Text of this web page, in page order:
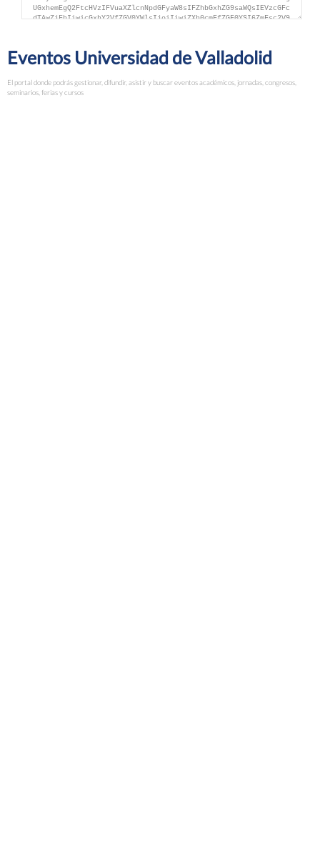
Eventos Universidad de Valladolid
El portal donde podrás gestionar, difundir, asistir y buscar eventos académicos, jornadas, congresos,
seminarios, ferias y cursos